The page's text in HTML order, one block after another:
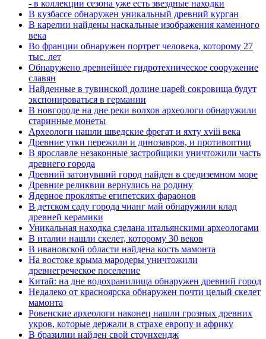
- в коллекции сезона уже есть звездные находки
В кузбассе обнаружен уникальный древний курган
В карелии найдены наскальные изображения каменного
века
Во франции обнаружен портрет человека, которому 27
тыс. лет
Обнаружено древнейшее гидротехническое сооружение
славян
Найденные в тувинской долине царей сокровища будут
экспонироваться в германии
В новгороде на дне реки волхов археологи обнаружили
старинные монеты
Археологи нашли шведские фрегат и яхту xviii века
Древние утки пережили и динозавров, и противоптиц
В ярославле незаконные застройщики уничтожили часть
древнего города
Древний затонувший город найден в средиземном море
Древние реликвии вернулись на родину
Ядерное проклятье египетских фараонов
В детском саду города чианг май обнаружили клад
древней керамики
Уникальная находка сделана итальянскими археологами
В италии нашли скелет, которому 30 веков
В ивановской области найдена кость мамонта
На востоке крыма мародеры уничтожили
древнегреческое поселение
Китай: на дне водохранилища обнаружен древний город
Недалеко от красноярска обнаружен почти целый скелет
мамонта
Ровенские археологи наконец нашли грозных древних
укров, которые держали в страхе европу и африку
В бразилии найден свой стоунхендж